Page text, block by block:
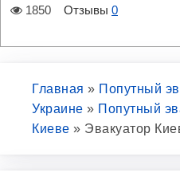
1850 Отзывы 0
Главная » Попутный
Украине » Попутный
Киеве » Эвакуатор